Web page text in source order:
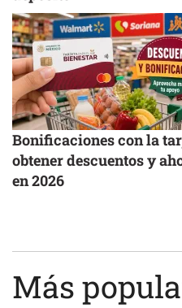
Bonificaciones con la
obtener descuentos y
en 2026
Más